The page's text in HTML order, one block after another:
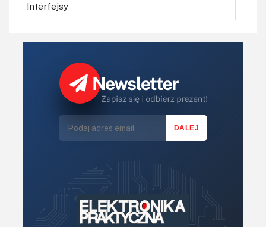
Interfejsy
Koła Naukowe
LED/LCD/OLED
Mechatronika
Optoelektronika